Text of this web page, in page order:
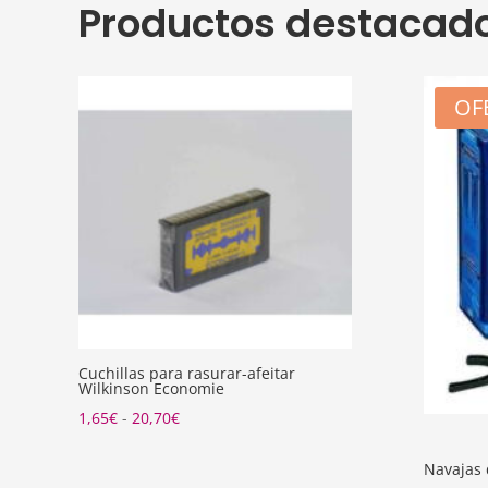
Productos
Cuchillas para rasurar-afeitar
Wilkinson Economie
1,65€ - 20,70€Rango
Navajas